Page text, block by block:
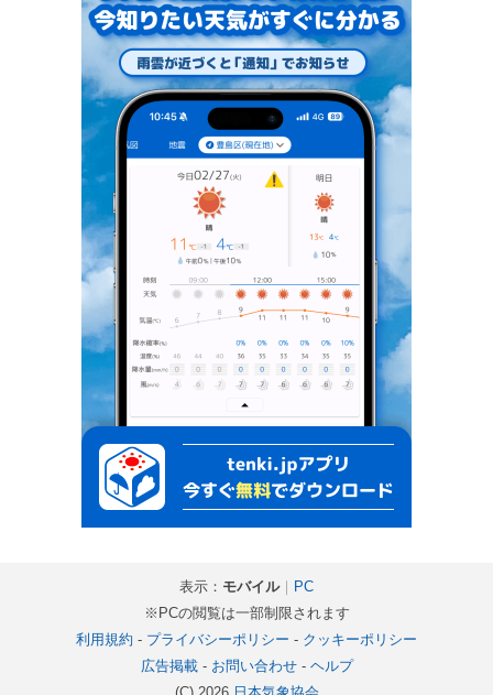
表示： モバイル｜
PC
※PCの閲覧は一部制限されます
利用規約 - プライバシーポリシー - クッキーポリシー
広告掲載- お問い合わせ- ヘルプ